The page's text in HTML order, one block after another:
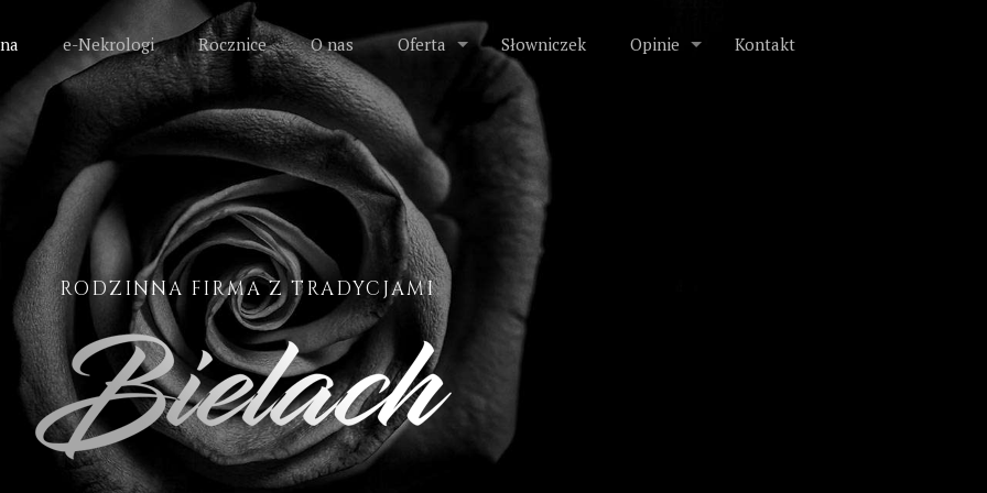
e-Nekrologi Rocznice O nas Oferta Słowniczek Opinie Kontakt
RODZINNA FIRMA Z TRADYCJAMI